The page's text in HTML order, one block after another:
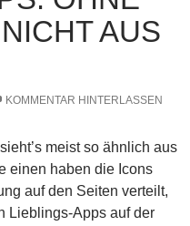
AUS
KOMMENTAR HINTERLASSEN
meist so ähnlich aus
einen haben die Icons
auf den Seiten verteilt,
Lieblings-Apps auf der